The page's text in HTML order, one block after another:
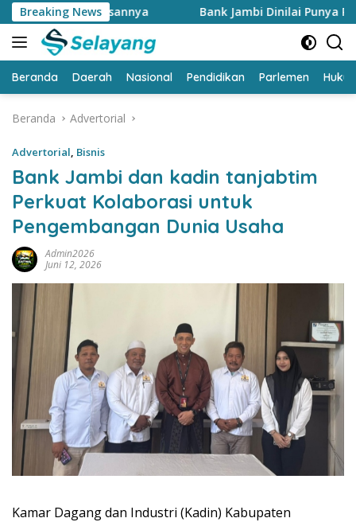
Langsung
ke
konten
Breaking News Bank Jambi Dinilai Punya Peran Strategis
Beranda Daerah Nasional Pendidikan Parlemen
Beranda Advertorial
Advertorial, Bisnis
Bank Jambi dan kadin tanjabtim
Perkuat Kolaborasi untuk
Pengembangan Dunia Usaha
Admin2026
Juni 12, 2026
Kamar Dagang dan Industri (Kadin) Kabupaten